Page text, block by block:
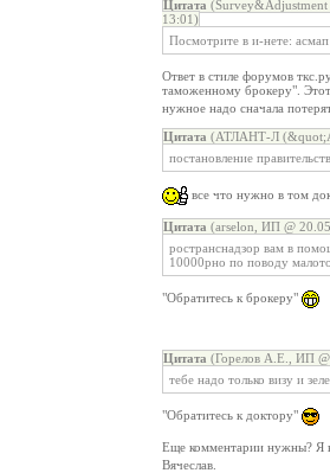
Цитата (Survey&Adjustment
13:01)
Посмотрите в и-нете: асмап
Ответ в стиле форумов
таможенному брокеру".
нужное надо сначала
Цитата (АТЛАНТ-Л
постановление
все что нужно в том
Цитата (arselon, ИП @
ространснадзор вам в
10000рно по поводу
"Обратитесь к брокеру"
Цитата (Горелов А.Е., ИП
тебе надо только визу и
"Обратитесь к доктору"
Еще комментарии нужны? Я
Вячеслав.